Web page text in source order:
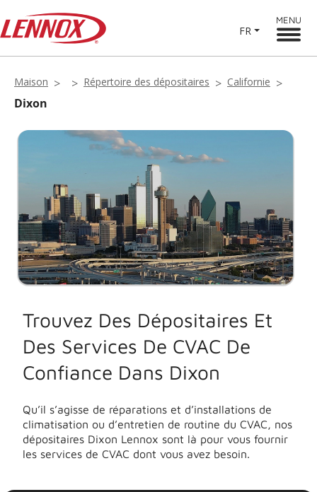
FR
MENU
Maison Répertoire des dépositaires Californie
Dixon
Trouvez Des Dépositaires Et
Des Services De CVAC De
Confiance Dans Dixon
Qu’il s’agisse de réparations et d’installations de
climatisation ou d’entretien de routine du CVAC, nos
dépositaires Dixon Lennox sont là pour vous fournir
les services de CVAC dont vous avez besoin.